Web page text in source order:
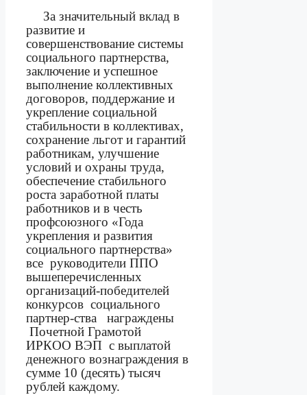
За значительный вклад в
развитие и
совершенствование системы
социального партнерства,
заключение и успешное
выполнение коллективных
договоров, поддержание и
укрепление социальной
стабильности в коллективах,
сохранение льгот и гарантий
работникам, улучшение
условий и охраны труда,
обеспечение стабильного
роста заработной платы
работников и в честь
профсоюзного «Года
укрепления и развития
социального партнерства»
все руководители ППО
вышеперечисленных
организаций-победителей
конкурсов социального
партнер-ства
награждены
Почетной Грамотой
ИРКОО ВЭП с выплатой
денежного вознаграждения в
сумме 10 (десять) тысяч
рублей каждому.